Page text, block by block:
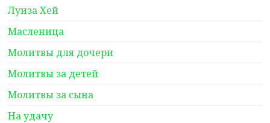
Луиза Хей
Масленица
Молитвы для дочери
Молитвы за детей
Молитвы за сына
На удачу